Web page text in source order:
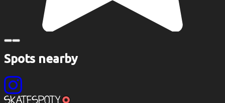
Spots nearby